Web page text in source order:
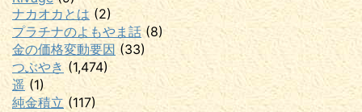
ナカオカとは (2)
プラチナのよもやま話(8)
金の価格変動要因 (33)
つぶやき (1,474)
遥(1)
純金積立 (117)